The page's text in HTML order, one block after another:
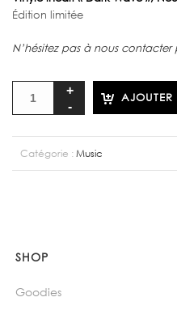
Édition limitée
N’hésitez pas à nous
Catégorie :Music
SHOP
Goodies